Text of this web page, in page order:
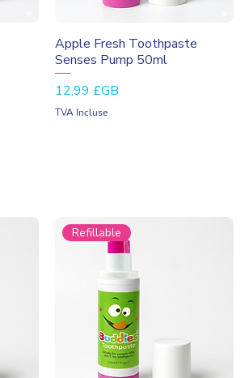
Aperçu rapide
Apple Fresh Toothpaste
Senses Pump 50ml
Prix
12,99 £GB
TVA Incluse
Refillable